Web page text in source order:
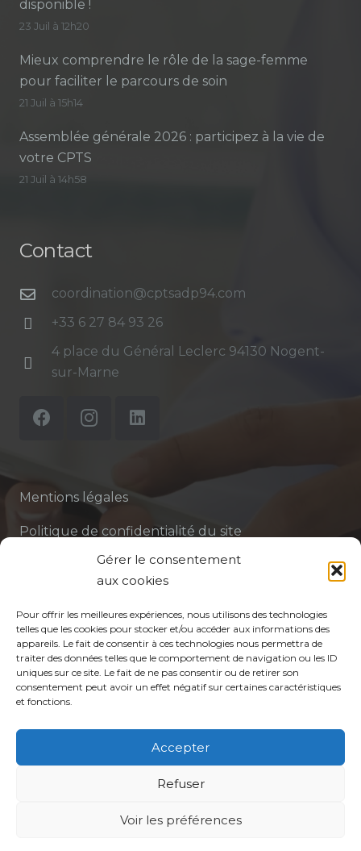
Gérer le consentement
aux cookies
Pour offrir les meilleures expériences, nous utilisons des technologies
telles que les cookies pour stocker et/ou accéder aux informations des
appareils. Le fait de consentir à ces technologies nous permettra de
traiter des données telles que le comportement de navigation ou les ID
uniques sur ce site. Le fait de ne pas consentir ou de retirer son
consentement peut avoir un effet négatif sur certaines caractéristiques
et fonctions.
Accepter
Refuser
Voir les préférences
disponible !
23 Juil à 12h20
Mieux comprendre le rôle de la sage-femme
pour faciliter le parcours de soin
21 Juil à 15h14
Assemblée générale 2026 : participez à la vie de
votre CPTS
21 Juil à 14h58
Contact
coordination@cptsadp94.com
+33 6 27 84 93 26
4 place du Général Leclerc 94130 Nogent-
sur-Marne
Mentions légales
Politique de confidentialité du site
Politique de protection des données de la CPTS
Votre CPTS
Professionnels de santé